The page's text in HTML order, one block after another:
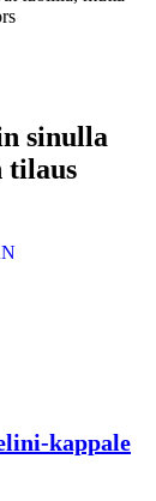
sinulla
tilaus
kappale